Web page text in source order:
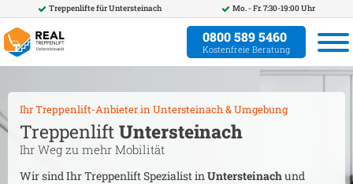
Treppenlifte fürUntersteinach Mo. - Fr. 7:30-19:00 Uhr
0800 589 5460
Kostenfreie Beratung
Ihr Treppenlift-Anbieter in Untersteinach& Umgebung
Treppenlift Untersteinach
Ihr Weg zu mehr Mobilität
Wir sind Ihr Treppenlift Spezialist inUntersteinachund